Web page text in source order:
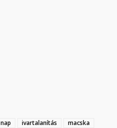
ivartalanítás
macska